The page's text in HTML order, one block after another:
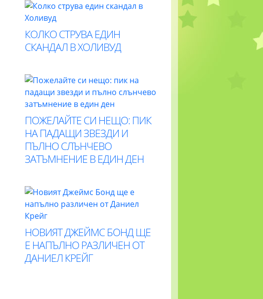
КОЛКО СТРУВА ЕДИН
СКАНДАЛ В ХОЛИВУД
ПОЖЕЛАЙТЕ СИ НЕЩО: ПИК
НА ПАДАЩИ ЗВЕЗДИ И
ПЪЛНО СЛЪНЧЕВО
ЗАТЪМНЕНИЕ В ЕДИН ДЕН
НОВИЯТ ДЖЕЙМС БОНД ЩЕ
Е НАПЪЛНО РАЗЛИЧЕН ОТ
ДАНИЕЛ КРЕЙГ